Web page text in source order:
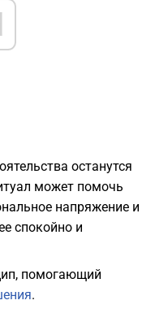
останутся
может помочь
напряжение и
спокойно и
помогающий
.